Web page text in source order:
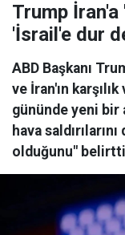
Trump
'İsrail'e dur
ABD Başkanı
ve İran'ın
gününde yeni bir
hava
olduğunu"